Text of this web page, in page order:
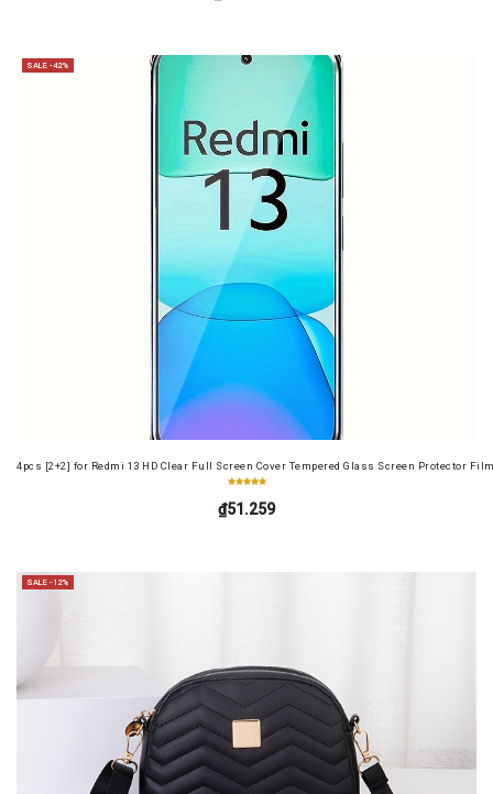
SALE -42%
4pcs [2+2] for Redmi 13 HD Clear Full Screen Cover Tempered Glass Screen Protector
₫51.259
SALE -12%